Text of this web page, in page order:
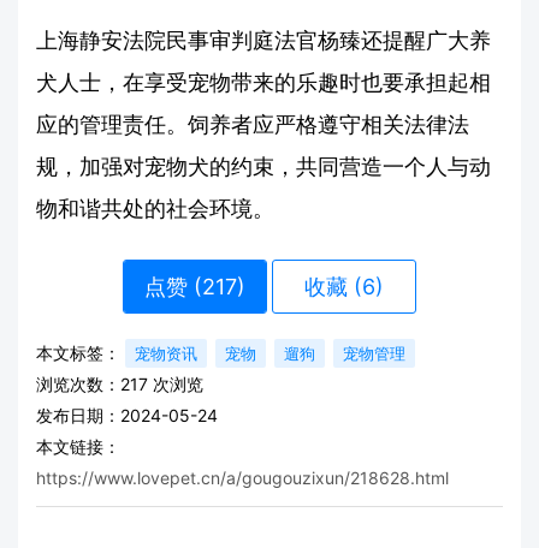
上海静安法院民事审判庭法官杨臻还提醒广大养
犬人士，在享受宠物带来的乐趣时也要承担起相
应的管理责任。饲养者应严格遵守相关法律法
规，加强对宠物犬的约束，共同营造一个人与动
物和谐共处的社会环境。
点赞 (217) 收藏 (6)
本文标签： 宠物资讯 宠物 遛狗 宠物管理
浏览次数： 217 次浏览
发布日期：2024-05-24
本文链接：
https://www.lovepet.cn/a/gougouzixun/218628.html